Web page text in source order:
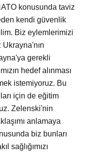
konusunda taviz
kendi güvenlik
Biz eylemlerimizi
gerekli
hedef alınması
istemiyoruz. Bu
için de eğitim
Zelenski'nin
anlamaya
biz bunları
sağlığımızı